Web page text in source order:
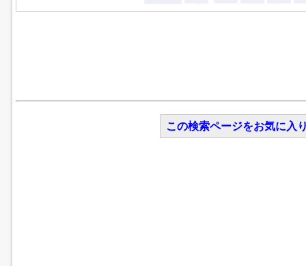
この検索ページをお気に入